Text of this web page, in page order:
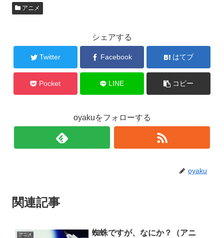
アニメ
シェアする
Twitter Facebook はてブ
Pocket LINE コピー
oyakuをフォローする
oyaku
関連記事
アニメ
蜘蛛ですが、なにか？（アニ